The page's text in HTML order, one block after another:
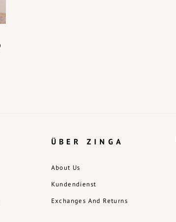
ÜBER ZINGA
About Us
Kundendienst
Exchanges And Returns